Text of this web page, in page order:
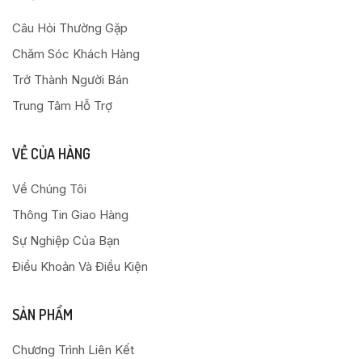
Câu Hỏi Thường Gặp
Chăm Sóc Khách Hàng
Trở Thành Người Bán
Trung Tâm Hỗ Trợ
VỀ CỦA HÀNG
Về Chúng Tôi
Thông Tin Giao Hàng
Sự Nghiệp Của Bạn
Điều Khoản Và Điều Kiện
SẢN PHẨM
Chương Trình Liên Kết